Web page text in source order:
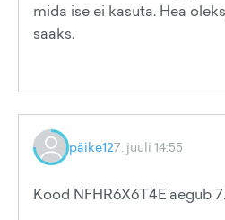
mida ise ei kasuta. Hea
saaks.
päike127. juuli 14:55
Kood NFHR6X6T4E aegub